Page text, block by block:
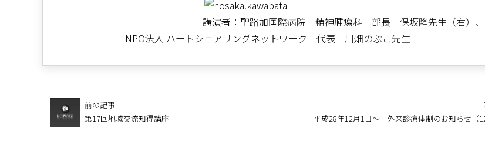
講演者：聖路加国際病院 精神腫瘍科 部長 保坂隆先生（右）、
NPO法人 ハートシェアリングネットワーク 代表 川畑のぶこ先生
前の記事
第17回地域交流知得講座
平成28年12月1日～ 外来診療体制のお知らせ（